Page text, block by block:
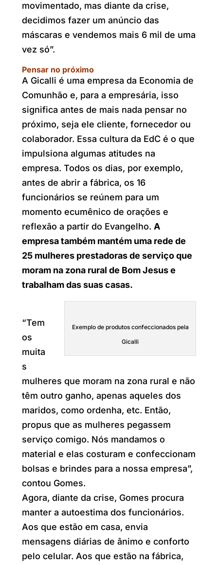
movimentado, mas diante da crise,
decidimos fazer um anúncio das
máscaras e vendemos mais 6 mil de uma
vez só”.
Pensar no próximo
A Gicalli é uma empresa da Economia de
Comunhão e, para a empresária, isso
significa antes de mais nada pensar no
próximo, seja ele cliente, fornecedor ou
colaborador. Essa cultura da EdC é o que
impulsiona algumas atitudes na
empresa. Todos os dias, por exemplo,
antes de abrir a fábrica, os 16
funcionários se reúnem para um
momento ecumênico de orações e
reflexão a partir do Evangelho. A
empresa também mantém uma rede de
25 mulheres prestadoras de serviço que
moram na zona rural de Bom Jesus e
trabalham das suas casas.
Exemplo de produtos confeccionados pela
Gicalli
“Tem
os
muita
s
mulheres que moram na zona rural e não
têm outro ganho, apenas aqueles dos
maridos, como ordenha, etc. Então,
propus que as mulheres pegassem
serviço comigo. Nós mandamos o
material e elas costuram e confeccionam
bolsas e brindes para a nossa empresa”,
contou Gomes.
Agora, diante da crise, Gomes procura
manter a autoestima dos funcionários.
Aos que estão em casa, envia
mensagens diárias de ânimo e conforto
pelo celular. Aos que estão na fábrica,